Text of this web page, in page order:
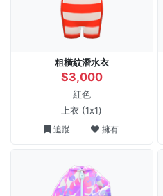
粗橫紋潛水衣
$3,000
紅色
上衣 (1x1)
追蹤 擁有